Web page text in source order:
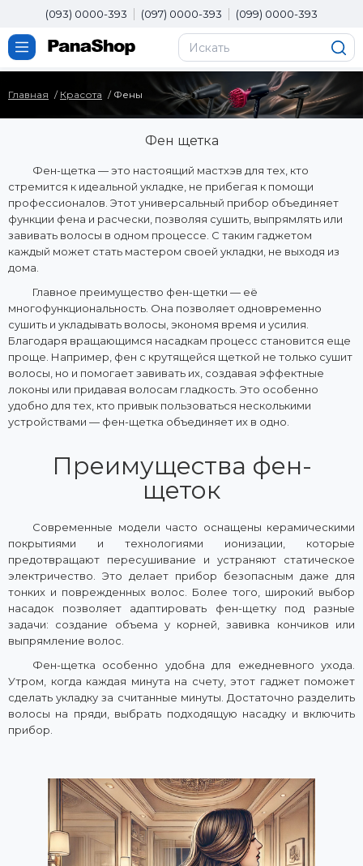
(093) 0000-393 (097) 0000-393 (099) 0000-393
Главная Красота Фены
Фен щетка
Фен-щетка — это настоящий мастхэв для тех, кто
стремится к идеальной укладке, не прибегая к помощи
профессионалов. Этот универсальный прибор объединяет
функции фена и расчески, позволяя сушить, выпрямлять или
завивать волосы в одном процессе. С таким гаджетом
каждый может стать мастером своей укладки, не выходя из
дома.
Главное преимущество фен-щетки — её
многофункциональность. Она позволяет одновременно
сушить и укладывать волосы, экономя время и усилия.
Благодаря вращающимся насадкам процесс становится еще
проще. Например, фен с крутящейся щеткой не только сушит
волосы, но и помогает завивать их, создавая эффектные
локоны или придавая волосам гладкость. Это особенно
удобно для тех, кто привык пользоваться несколькими
устройствами — фен-щетка объединяет их в одно.
Преимущества фен-
щеток
Современные модели часто оснащены керамическими
покрытиями и технологиями ионизации, которые
предотвращают пересушивание и устраняют статическое
электричество. Это делает прибор безопасным даже для
тонких и поврежденных волос. Более того, широкий выбор
насадок позволяет адаптировать фен-щетку под разные
задачи: создание объема у корней, завивка кончиков или
выпрямление волос.
Фен-щетка особенно удобна для ежедневного ухода.
Утром, когда каждая минута на счету, этот гаджет поможет
сделать укладку за считанные минуты. Достаточно разделить
волосы на пряди, выбрать подходящую насадку и включить
прибор.